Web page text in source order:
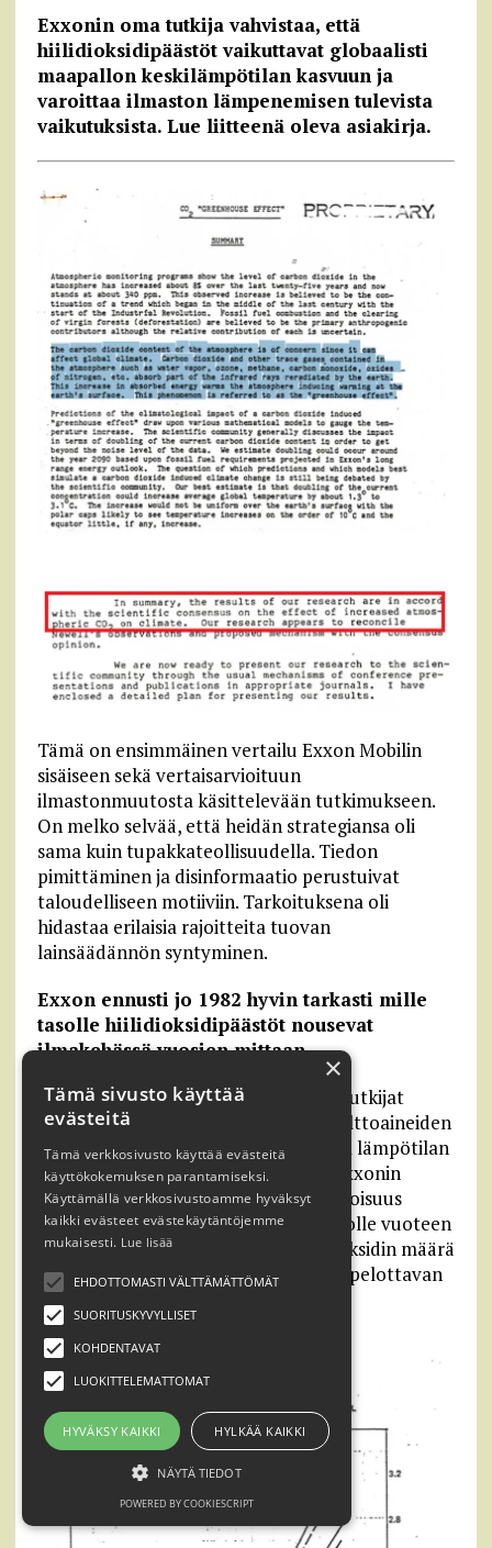
Exxonin oma tutkija vahvistaa, että
hiilidioksidipäästöt vaikuttavat globaalisti
maapallon keskilämpötilan kasvuun ja
varoittaa ilmaston lämpenemisen tulevista
vaikutuksista. Lue liitteenä oleva asiakirja.
Tämä on ensimmäinen vertailu Exxon Mobilin
sisäiseen sekä vertaisarvioituun
ilmastonmuutosta käsittelevään tutkimukseen.
On melko selvää, että heidän strategiansa oli
sama kuin tupakkateollisuudella. Tiedon
pimittäminen ja disinformaatio perustuivat
taloudelliseen motiiviin. Tarkoituksena oli
hidastaa erilaisia rajoitteita tuovan
lainsäädännön syntyminen.
Exxon ennusti jo 1982 hyvin tarkasti mille
tasolle hiilidioksidipäästöt nousevat
ilmakehässä vuosien mittaan.
Yhtiön graafi osoittaa, että Exxonin tutkijat
ymmärsivät ilmakehän fossiilisten polttoaineiden
kulutuksen, hiilidioksidipitoisuuden ja lämpötilan
kasvun korrelaation erittäin hyvin. Exxonin
tutkijat laskivat, että hiilidioksidin pitoisuus
ilmakehässä kasvaa 400-420 ppm tasolle vuoteen
2020 mennessä. Tällä hetkellä hiilidioksidin määrä
ilmakehässä on 415 ppm, mikä tukee pelottavan
tarkasti Exxonin ennakkoarviota.
×
Tämä sivusto käyttää
evästeitä
Tämä verkkosivusto käyttää evästeitä
käyttökokemuksen parantamiseksi.
Käyttämällä verkkosivustoamme hyväksyt
kaikki evästeet evästekäytäntöjemme
mukaisesti. Lue lisää
EHDOTTOMASTI VÄLTTÄMÄTTÖMÄT
SUORITUSKYVYLLISET
KOHDENTAVAT
LUOKITTELEMATTOMAT
HYVÄKSY KAIKKI HYLKÄÄ KAIKKI
NÄYTÄ TIEDOT
POWERED BY COOKIESCRIPT